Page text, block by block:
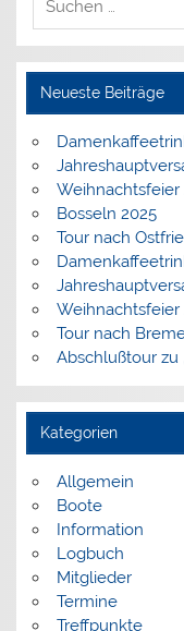
Neueste Beiträge
Weihnachtsfeier
Bosseln 2025
Tour nach
Weihnachtsfeier
Tour nach
Abschlußtour zu
Kategorien
Allgemein
Boote
Information
Logbuch
Mitglieder
Termine
Treffpunkte